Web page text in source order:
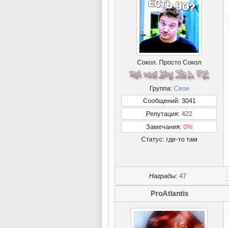
Сокол. Просто Сокол
Группа: Свои
Сообщений: 3041
Репутация: 422
Замечания: 0%
Статус: где-то там
Награды: 47
ProAtlantis